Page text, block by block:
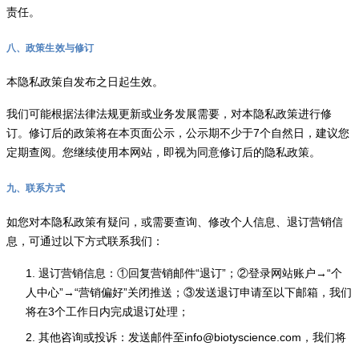
责任。
八、政策生效与修订
本隐私政策自发布之日起生效。
我们可能根据法律法规更新或业务发展需要，对本隐私政策进行修
订。修订后的政策将在本页面公示，公示期不少于7个自然日，建议您
定期查阅。您继续使用本网站，即视为同意修订后的隐私政策。
九、联系方式
如您对本隐私政策有疑问，或需要查询、修改个人信息、退订营销信
息，可通过以下方式联系我们：
1. 退订营销信息：①回复营销邮件“退订”；②登录网站账户→“个
人中心”→“营销偏好”关闭推送；③发送退订申请至以下邮箱，我们
将在3个工作日内完成退订处理；
2. 其他咨询或投诉：发送邮件至info@biotyscience.com，我们将